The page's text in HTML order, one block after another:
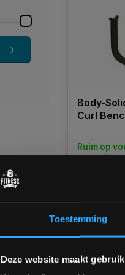
Toestemming
Deze website maakt
Body-
Curl
Ruim op
€399,00